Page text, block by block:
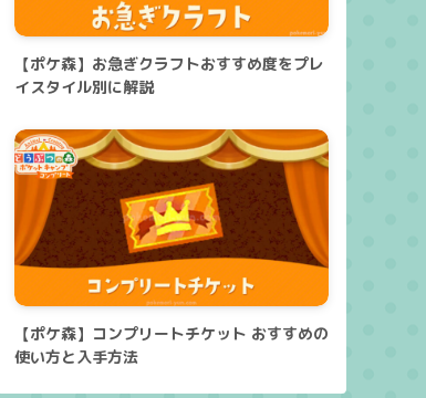
【ポケ森】お急ぎクラフトおすすめ度をプレ
イスタイル別に解説
【ポケ森】コンプリートチケット おすすめの
使い方と入手方法